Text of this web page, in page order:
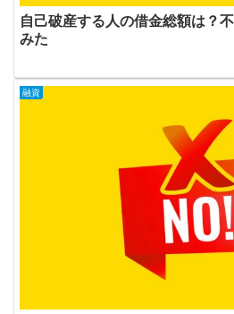
自己破産する人の借金総額は？
みた
融資